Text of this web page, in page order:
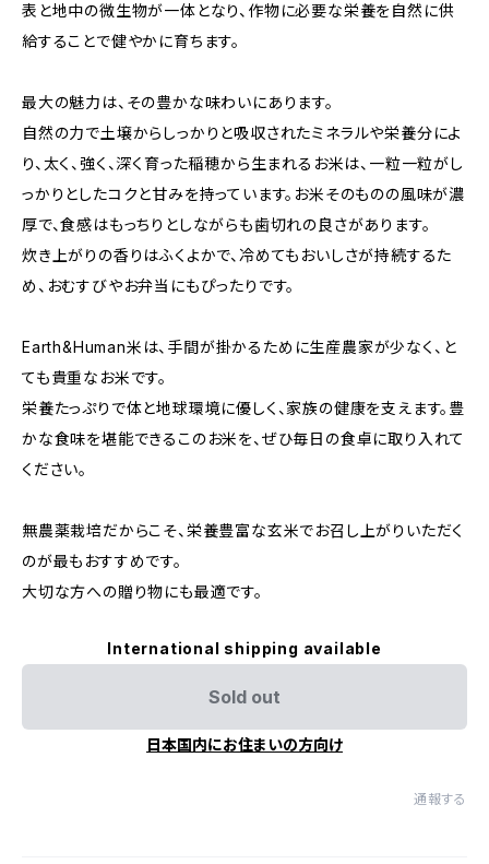
表と地中の微生物が一体となり、作物に必要な栄養を自然に供
給することで健やかに育ちます。
最大の魅力は、その豊かな味わいにあります。
自然の力で土壌からしっかりと吸収されたミネラルや栄養分によ
り、太く、強く、深く育った稲穂から生まれるお米は、一粒一粒がし
っかりとしたコクと甘みを持っています。お米そのものの風味が濃
厚で、食感はもっちりとしながらも歯切れの良さがあります。
炊き上がりの香りはふくよかで、冷めてもおいしさが持続するた
め、おむすびやお弁当にもぴったりです。
Earth&Human米は、手間が掛かるために生産農家が少なく、と
ても貴重なお米です。
栄養たっぷりで体と地球環境に優しく、家族の健康を支えます。豊
かな食味を堪能できるこのお米を、ぜひ毎日の食卓に取り入れて
ください。
無農薬栽培だからこそ、栄養豊富な玄米でお召し上がりいただく
のが最もおすすめです。
大切な方への贈り物にも最適です。
International shipping available
Sold out
日本国内にお住まいの方向け
通報する